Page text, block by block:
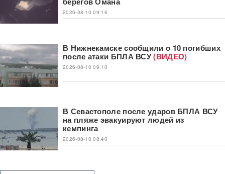
2026-08-10 09:16
В Нижнекамске сообщили о 10 погибших
после атаки БПЛА ВСУ(ВИДЕО)
2026-08-10 09:10
В Севастополе после ударов БПЛА ВСУ
на пляже эвакуируют людей из
кемпинга
2026-08-10 08:40